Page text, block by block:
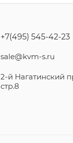
+7(495) 545-42-23
sale@kvm-s.ru
2-й Нагатинский
стр.8